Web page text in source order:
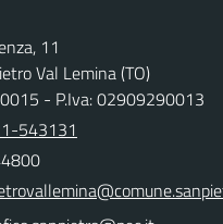
11
Val Lemina (TO)
- P.Iva: 02909290013
543131